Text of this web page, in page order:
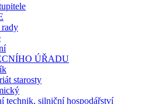
rady
ÚŘADU
starosty
technik, silniční hospodářství